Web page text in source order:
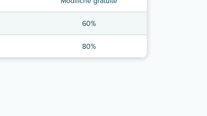
60%
80%